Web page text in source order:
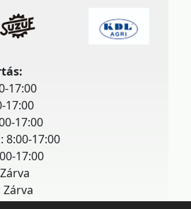
17:00
17:00
17:00
8:00-17:00
17:00